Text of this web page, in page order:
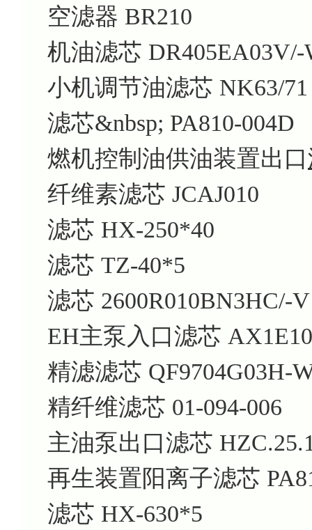
空滤器 BR210
机油滤芯 DR405EA03V/-
小机调节油滤芯 NK63/71
滤芯&nbsp; PA810-004D
燃机控制油供油装置出口
纤维素滤芯 JCAJ010
滤芯 HX-250*40
滤芯 TZ-40*5
滤芯 2600R010BN3HC/-V
EH主泵入口滤芯
精滤滤芯 QF9704G03H-
精纤维滤芯 01-094-006
主油泵出口滤芯
再生装置阳离子滤芯
滤芯 HX-630*5